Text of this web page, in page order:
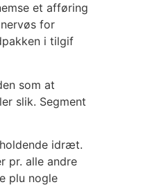
et afføring
for
i tilgif
som at
slik. Segment
idræt.
pr. alle andre
plu nogle